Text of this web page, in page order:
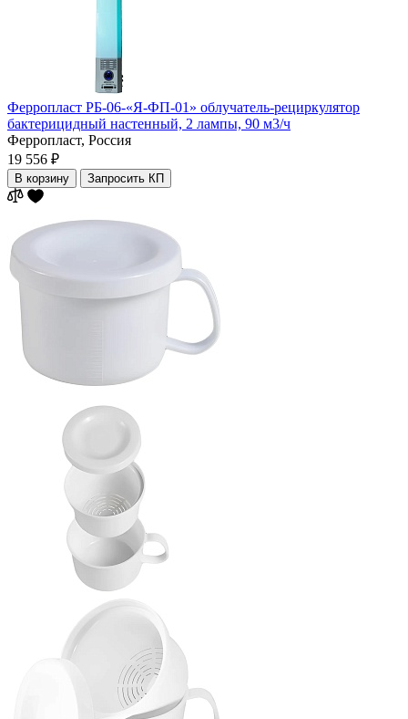
Ферропласт РБ-06-«Я-ФП-01» облучатель-рециркулятор
бактерицидный настенный, 2 лампы, 90 м3/ч
Ферропласт, Россия
19 556 ₽
В корзину Запросить КП